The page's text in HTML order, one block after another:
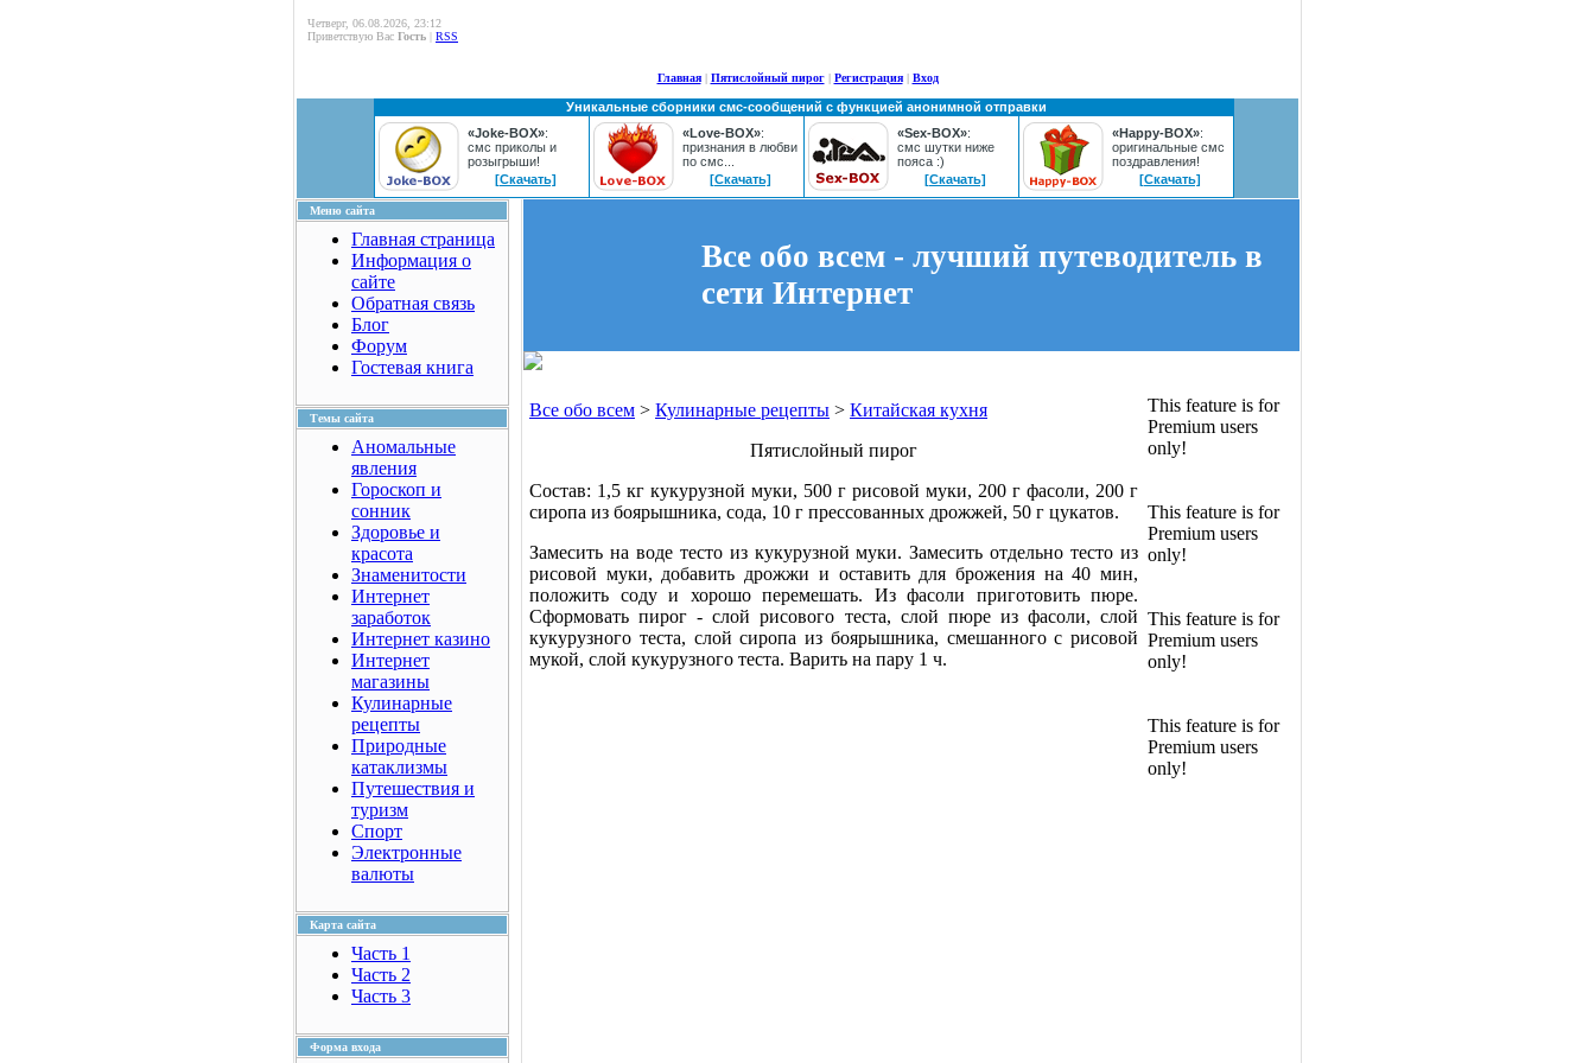
Четверг, 06.08.2026, 23:12
Приветствую Вас Гость | RSS
Главная| Пятислойный пирог| Регистрация| Вход
Уникальные сборники смс-сообщений с функцией анонимной отправки
«Joke-BOX»:
смс приколы и
розыгрыши!
[Скачать]
«Love-BOX»:
признания в любви
по смс...
[Скачать]
«Sex-BOX»:
смс шутки ниже
пояса :)
[Скачать]
«Happy-BOX»:
оригинальные смс
поздравления!
[Скачать]
Меню сайта
Главная страница
Информация о
сайте
Обратная связь
Блог
Форум
Гостевая книга
Темы сайта
Аномальные
явления
Гороскоп и
сонник
Здоровье и
красота
Знаменитости
Интернет
заработок
Интернет казино
Интернет
магазины
Кулинарные
рецепты
Природные
катаклизмы
Путешествия и
туризм
Спорт
Электронные
валюты
Карта сайта
Часть 1
Часть 2
Часть 3
Форма входа
Все обо всем - лучший путеводитель в
сети Интернет
Все обо всем > Кулинарные рецепты > Китайская кухня
Пятислойный пирог
Состав: 1,5 кг кукурузной муки, 500 г рисовой муки, 200 г фасоли, 200 г
сиропа из боярышника, сода, 10 г прессованных дрожжей, 50 г цукатов.
Замесить на воде тесто из кукурузной муки. Замесить отдельно тесто из
рисовой муки, добавить дрожжи и оставить для брожения на 40 мин,
положить соду и хорошо перемешать. Из фасоли приготовить пюре.
Сформовать пирог - слой рисового теста, слой пюре из фасоли, слой
кукурузного теста, слой сиропа из боярышника, смешанного с рисовой
мукой, слой кукурузного теста. Варить на пару 1 ч.
This feature is for
Premium users
only!
This feature is for
Premium users
only!
This feature is for
Premium users
only!
This feature is for
Premium users
only!